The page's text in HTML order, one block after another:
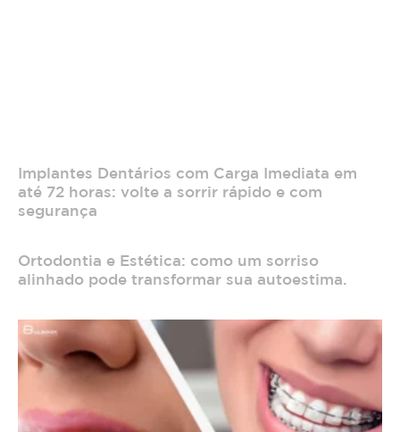
Implantes Dentários com Carga Imediata em
até 72 horas: volte a sorrir rápido e com
segurança
Ortodontia e Estética: como um sorriso
alinhado pode transformar sua autoestima.